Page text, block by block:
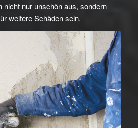
nicht nur unschön aus, sondern
weitere Schäden sein.